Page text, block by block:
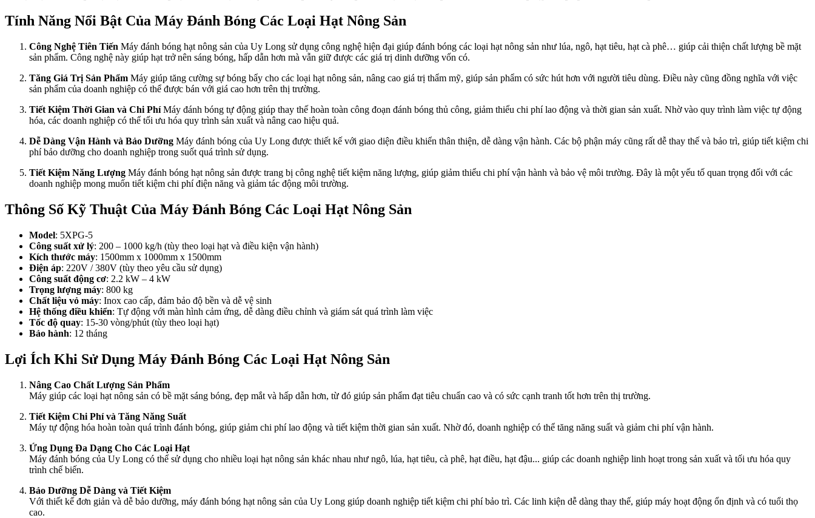
Tính Năng Nổi Bật Của Máy Đánh Bóng Các Loại Hạt Nông Sản
Công Nghệ Tiên Tiến Máy đánh bóng hạt nông sản của Uy Long sử dụng công nghệ hiện đại giúp đánh bóng các loại hạt nông sản như lúa, ngô, hạt tiêu, hạt cà phê… giúp cải thiện chất lượng bề mặt
sản phẩm. Công nghệ này giúp hạt trở nên sáng bóng, hấp dẫn hơn mà vẫn giữ được các giá trị dinh dưỡng vốn có.
Tăng Giá Trị Sản Phẩm Máy giúp tăng cường sự bóng bẩy cho các loại hạt nông sản, nâng cao giá trị thẩm mỹ, giúp sản phẩm có sức hút hơn với người tiêu dùng. Điều này cũng đồng nghĩa với việc
sản phẩm của doanh nghiệp có thể được bán với giá cao hơn trên thị trường.
Tiết Kiệm Thời Gian và Chi PhíMáy đánh bóng tự động giúp thay thế hoàn toàn công đoạn đánh bóng thủ công, giảm thiểu chi phí lao động và thời gian sản xuất. Nhờ vào quy trình làm việc tự động
hóa, các doanh nghiệp có thể tối ưu hóa quy trình sản xuất và nâng cao hiệu quả.
Dễ Dàng Vận Hành và Bảo Dưỡng Máy đánh bóng của Uy Long được thiết kế với giao diện điều khiển thân thiện, dễ dàng vận hành. Các bộ phận máy cũng rất dễ thay thế và bảo trì, giúp tiết kiệm chi
phí bảo dưỡng cho doanh nghiệp trong suốt quá trình sử dụng.
Tiết Kiệm Năng Lượng Máy đánh bóng hạt nông sản được trang bị công nghệ tiết kiệm năng lượng, giúp giảm thiểu chi phí vận hành và bảo vệ môi trường. Đây là một yếu tố quan trọng đối với các
doanh nghiệp mong muốn tiết kiệm chi phí điện năng và giảm tác động môi trường.
Thông Số Kỹ Thuật Của Máy Đánh Bóng Các Loại Hạt Nông Sản
Model: 5XPG-5
Công suất xử lý: 200 – 1000 kg/h (tùy theo loại hạt và điều kiện vận hành)
Kích thước máy: 1500mm x 1000mm x 1500mm
Điện áp: 220V / 380V (tùy theo yêu cầu sử dụng)
Công suất động cơ: 2.2 kW – 4 kW
Trọng lượng máy: 800 kg
Chất liệu vỏ máy: Inox cao cấp, đảm bảo độ bền và dễ vệ sinh
Hệ thống điều khiển: Tự động với màn hình cảm ứng, dễ dàng điều chỉnh và giám sát quá trình làm việc
Tốc độ quay: 15-30 vòng/phút (tùy theo loại hạt)
Bảo hành: 12 tháng
Lợi Ích Khi Sử Dụng Máy Đánh Bóng Các Loại Hạt Nông Sản
Nâng Cao Chất Lượng Sản Phẩm
Máy giúp các loại hạt nông sản có bề mặt sáng bóng, đẹp mắt và hấp dẫn hơn, từ đó giúp sản phẩm đạt tiêu chuẩn cao và có sức cạnh tranh tốt hơn trên thị trường.
Tiết Kiệm Chi Phí và Tăng Năng Suất
Máy tự động hóa hoàn toàn quá trình đánh bóng, giúp giảm chi phí lao động và tiết kiệm thời gian sản xuất. Nhờ đó, doanh nghiệp có thể tăng năng suất và giảm chi phí vận hành.
Ứng Dụng Đa Dạng Cho Các Loại Hạt
Máy đánh bóng của Uy Long có thể sử dụng cho nhiều loại hạt nông sản khác nhau như ngô, lúa, hạt tiêu, cà phê, hạt điều, hạt đậu... giúp các doanh nghiệp linh hoạt trong sản xuất và tối ưu hóa quy
trình chế biến.
Bảo Dưỡng Dễ Dàng và Tiết Kiệm
Với thiết kế đơn giản và dễ bảo dưỡng, máy đánh bóng hạt nông sản của Uy Long giúp doanh nghiệp tiết kiệm chi phí bảo trì. Các linh kiện dễ dàng thay thế, giúp máy hoạt động ổn định và có tuổi thọ
cao.